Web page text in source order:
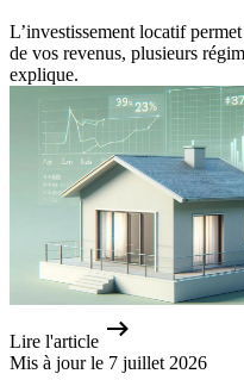
L’investissement locatif
de vos revenus, plusieurs
explique.
Lire l'article
Mis à jour le 7 juillet 2026